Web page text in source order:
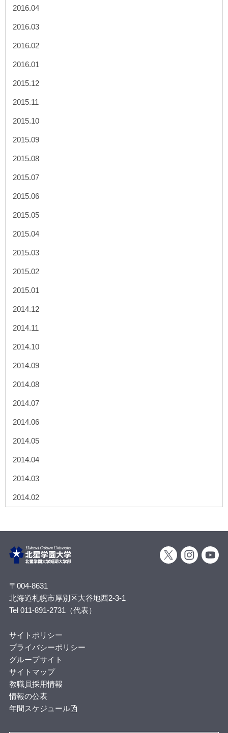
2016.04
2016.03
2016.02
2016.01
2015.12
2015.11
2015.10
2015.09
2015.08
2015.07
2015.06
2015.05
2015.04
2015.03
2015.02
2015.01
2014.12
2014.11
2014.10
2014.09
2014.08
2014.07
2014.06
2014.05
2014.04
2014.03
2014.02
〒004-8631
北海道札幌市厚別区大谷地西2-3-1
Tel 011-891-2731（代表）
サイトポリシー
プライバシーポリシー
グループサイト
サイトマップ
教職員採用情報
情報の公表
年間スケジュール